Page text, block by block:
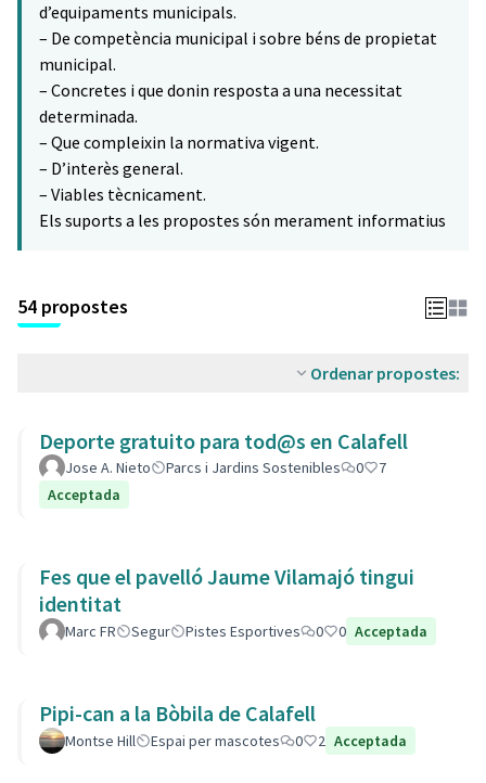
d’equipaments municipals.
– De competència municipal i sobre béns de propietat
municipal.
– Concretes i que donin resposta a una necessitat
determinada.
– Que compleixin la normativa vigent.
– D’interès general.
– Viables tècnicament.
Els suports a les propostes són merament informatius
54 propostes
Ordenar propostes:
Deporte gratuito para tod@s en Calafell
Jose A. Nieto Parcs i Jardins Sostenibles 0
7
Acceptada
Fes que el pavelló Jaume Vilamajó tingui
identitat
Marc FR Segur Pistes Esportives 0 0 Acceptada
Pipi-can a la Bòbila de Calafell
Montse Hill Espai per mascotes 0 2 Acceptada